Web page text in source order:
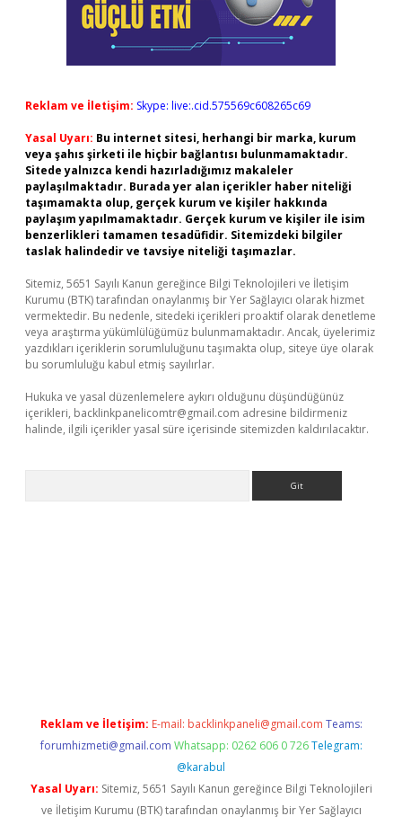
Reklam ve İletişim: Skype: live:.cid.575569c608265c69
Yasal Uyarı: Bu internet sitesi, herhangi bir marka, kurum
veya şahıs şirketi ile hiçbir bağlantısı bulunmamaktadır.
Sitede yalnızca kendi hazırladığımız makaleler
paylaşılmaktadır. Burada yer alan içerikler haber niteliği
taşımamakta olup, gerçek kurum ve kişiler hakkında
paylaşım yapılmamaktadır. Gerçek kurum ve kişiler ile isim
benzerlikleri tamamen tesadüfidir. Sitemizdeki bilgiler
taslak halindedir ve tavsiye niteliği taşımazlar.
Sitemiz, 5651 Sayılı Kanun gereğince Bilgi Teknolojileri ve İletişim
Kurumu (BTK) tarafından onaylanmış bir Yer Sağlayıcı olarak hizmet
vermektedir. Bu nedenle, sitedeki içerikleri proaktif olarak denetleme
veya araştırma yükümlülüğümüz bulunmamaktadır. Ancak, üyelerimiz
yazdıkları içeriklerin sorumluluğunu taşımakta olup, siteye üye olarak
bu sorumluluğu kabul etmiş sayılırlar.
Hukuka ve yasal düzenlemelere aykırı olduğunu düşündüğünüz
içerikleri, backlinkpanelicomtr@gmail.com adresine bildirmeniz
halinde, ilgili içerikler yasal süre içerisinde sitemizden kaldırılacaktır.
Reklam ve İletişim: E-mail: backlinkpaneli@gmail.com Teams:
forumhizmeti@gmail.com Whatsapp: 0262 606 0 726 Telegram:
@karabul
Yasal Uyarı: Sitemiz, 5651 Sayılı Kanun gereğince Bilgi Teknolojileri
ve İletişim Kurumu (BTK) tarafından onaylanmış bir Yer Sağlayıcı